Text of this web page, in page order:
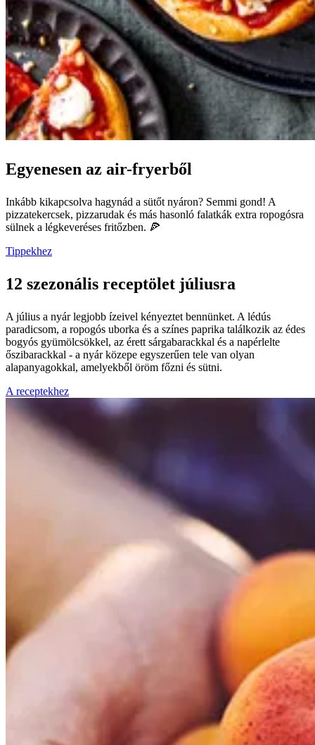
Egyenesen az air-fryerből
Inkább kikapcsolva hagynád a sütőt nyáron? Semmi gond! A
pizzatekercsek, pizzarudak és más hasonló falatkák extra ropogósra
sülnek a légkeveréses fritőzben. 🍕
Tippekhez
12 szezonális receptölet júliusra
A július a nyár legjobb ízeivel kényeztet bennünket. A lédús
paradicsom, a ropogós uborka és a színes paprika találkozik az édes
bogyós gyümölcsökkel, az érett sárgabarackkal és a napérlelte
őszibarackkal - a nyár közepe egyszerűen tele van olyan
alapanyagokkal, amelyekből öröm főzni és sütni.
A receptekhez